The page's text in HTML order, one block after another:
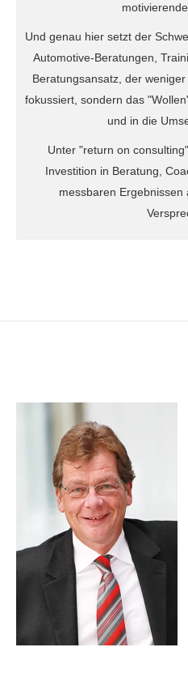
Und genau hier setzt der
Automotive-Beratungen,
Beratungsansatz, der
fokussiert, sondern das
und in die
Unter "return on
Investition in Beratung,
messbaren